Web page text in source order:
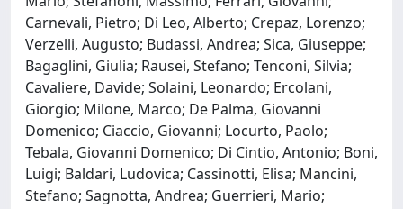
Carnevali, Pietro; Di Leo, Alberto; Crepaz, Lorenzo;
Verzelli, Augusto; Budassi, Andrea; Sica, Giuseppe;
Bagaglini, Giulia; Rausei, Stefano; Tenconi, Silvia;
Cavaliere, Davide; Solaini, Leonardo; Ercolani,
Giorgio; Milone, Marco; De Palma, Giovanni
Domenico; Ciaccio, Giovanni; Locurto, Paolo;
Tebala, Giovanni Domenico; Di Cintio, Antonio; Boni,
Luigi; Baldari, Ludovica; Cassinotti, Elisa; Mancini,
Stefano; Sagnotta, Andrea; Guerrieri, Mario;